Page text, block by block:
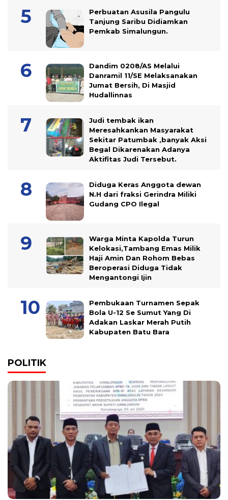
Perbuatan Asusila Pangulu
Tanjung Saribu Didiamkan
Pemkab Simalungun.
Dandim 0208/AS Melalui
Danramil 11/SE Melaksanakan
Jumat Bersih, Di Masjid
Hudallinnas
Judi tembak ikan
Meresahkankan Masyarakat
Sekitar Patumbak ,banyak Aksi
Begal Dikarenakan Adanya
Aktifitas Judi Tersebut.
Diduga Keras Anggota dewan
N.H dari fraksi Gerindra Miliki
Gudang CPO Ilegal
Warga Minta Kapolda Turun
Kelokasi,Tambang Emas Milik
Haji Amin Dan Rohom Bebas
Beroperasi Diduga Tidak
Mengantongi Ijin
Pembukaan Turnamen Sepak
Bola U-12 Se Sumut Yang Di
Adakan Laskar Merah Putih
Kabupaten Batu Bara
POLITIK